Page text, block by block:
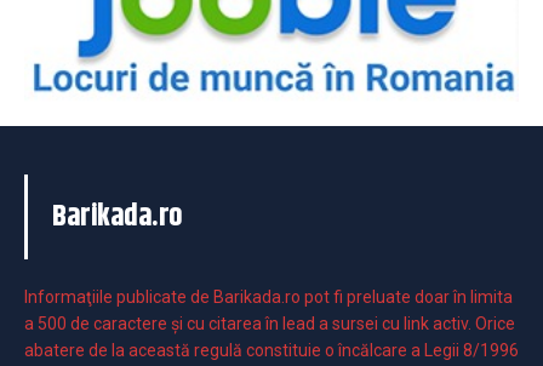
Barikada.ro
Informaţiile publicate de Barikada.ro pot fi preluate doar în limita
a 500 de caractere şi cu citarea în lead a sursei cu link activ. Orice
abatere de la această regulă constituie o încălcare a Legii 8/1996